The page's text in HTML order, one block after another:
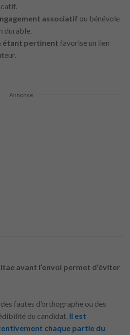
associatif ou bénévole
durable.
étant pertinent favorise un lien
Annonce
avant l’envoi permet d’éviter
fautes d’orthographe ou des
du candidat. Il est
chaque partie du